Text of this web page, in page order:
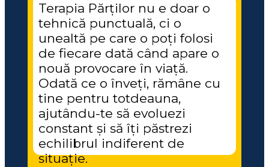
Terapia Părților nu e doar o
tehnică punctuală, ci o
unealtă pe care o poți folosi
de fiecare dată când apare o
nouă provocare în viață.
Odată ce o înveți, rămâne cu
tine pentru totdeauna,
ajutându-te să evoluezi
constant și să îți păstrezi
echilibrul indiferent de
situație.